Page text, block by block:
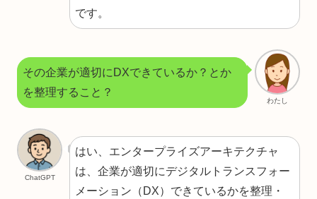
です。
わたし
その企業が適切にDXできているか？とか
を整理すること？
ChatGPT
はい、エンタープライズアーキテクチャ
は、企業が適切にデジタルトランスフォー
メーション（DX）できているかを整理・